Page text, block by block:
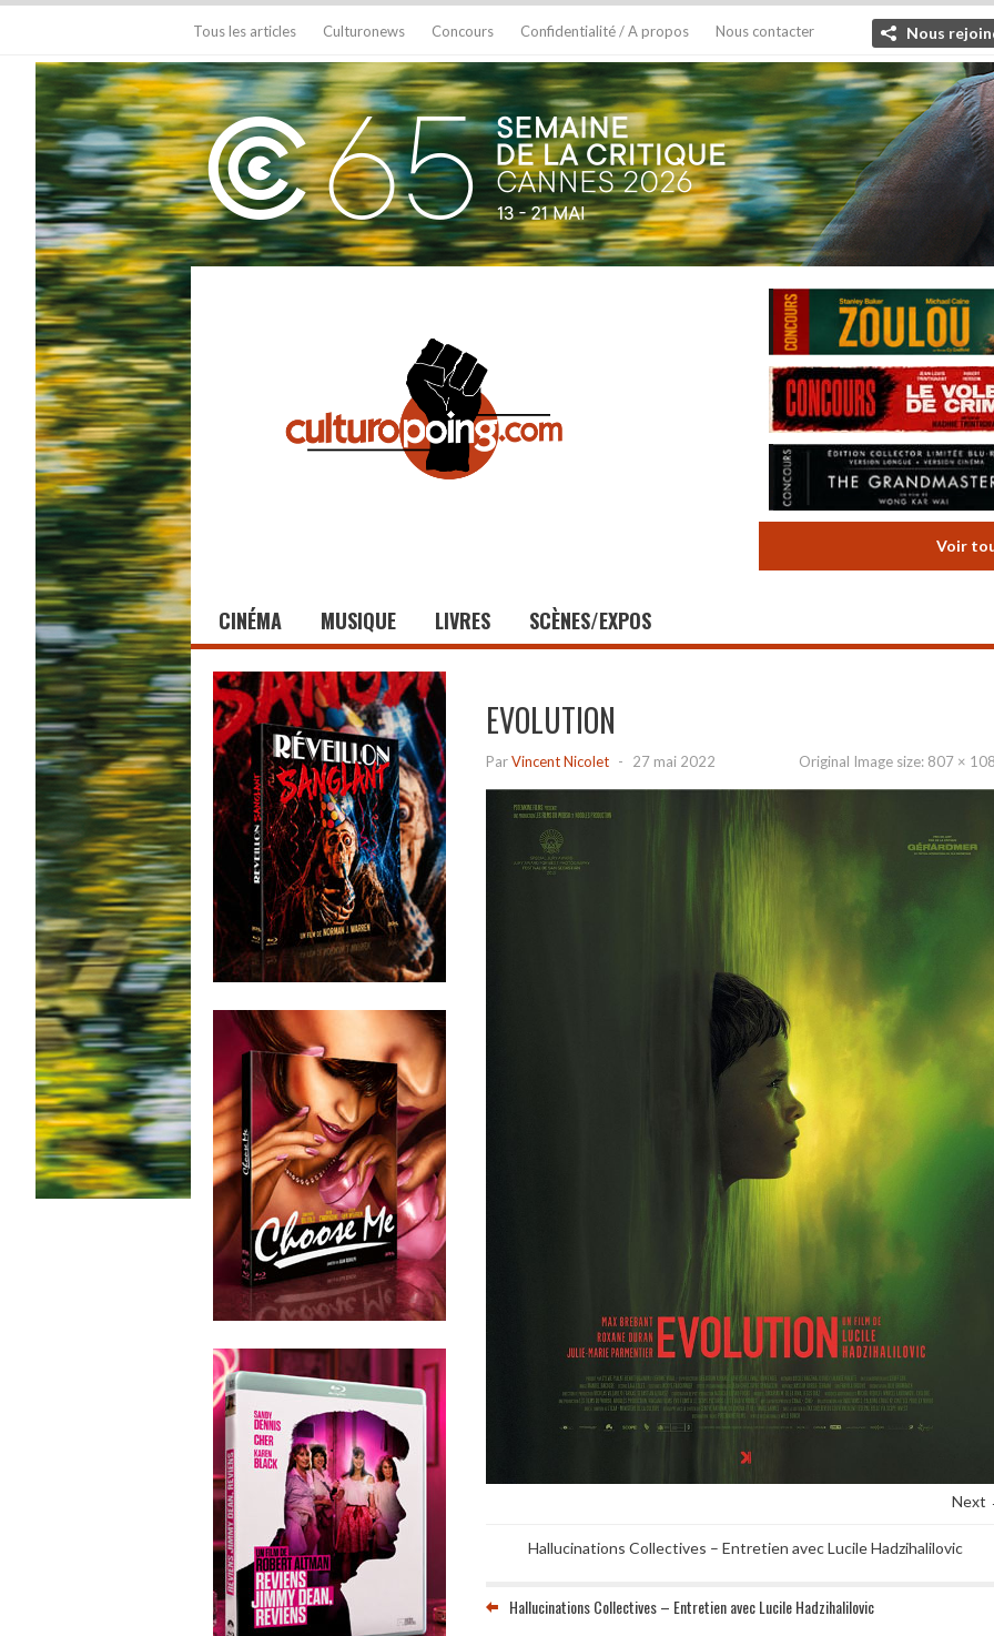
Tous les articles Culturonews Concours Confidentialité / A propos Nous contacter Nous
Voir
CINÉMA MUSIQUE LIVRES SCÈNES/EXPOS
EVOLUTION
ParVincent Nicolet - 27 mai 2022 Original Image size: 807 ×
Next
Hallucinations Collectives – Entretien avec Lucile Hadzihalilovic
Hallucinations Collectives – Entretien avec Lucile Hadzihalilovic